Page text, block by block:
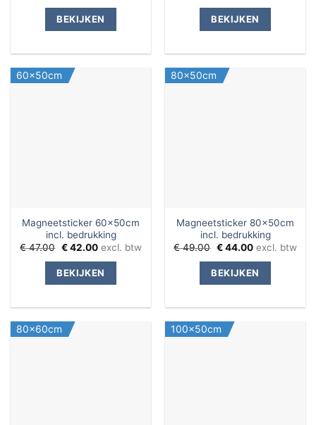
was:
€ 44.00.
is:
€ 39.00.
BEKIJKEN
was:
€ 45.00.
is:
€ 40.00.
BEKIJKEN
60x50cm
Magneetsticker 60x50cm
incl. bedrukking
€47.00 Oorspronkelijke
was:
€ 47.00.
€42.00Huidige
is:
€ 42.00.
excl. btw
BEKIJKEN
80x50cm
Magneetsticker 80x50cm
incl. bedrukking
€49.00 Oorspronkelijke
was:
€ 49.00.
€44.00Huidige
is:
€ 44.00.
excl. btw
BEKIJKEN
80x60cm 100x50cm